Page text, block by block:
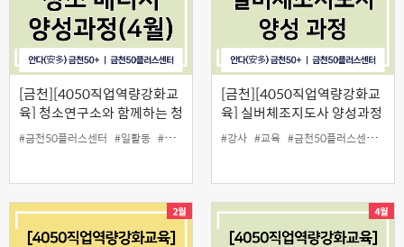
[금천][4050직업역량강화교
육] 청소연구소와 함께하는 청
소매니저 양성과정(4월)
#금천50플러스센터 #일활동 #청소매니저 #청소연구소
[금천][4050직업역량강화교
육] 실버체조지도사 양성과정
#강사 #교육 #금천50플러스센터